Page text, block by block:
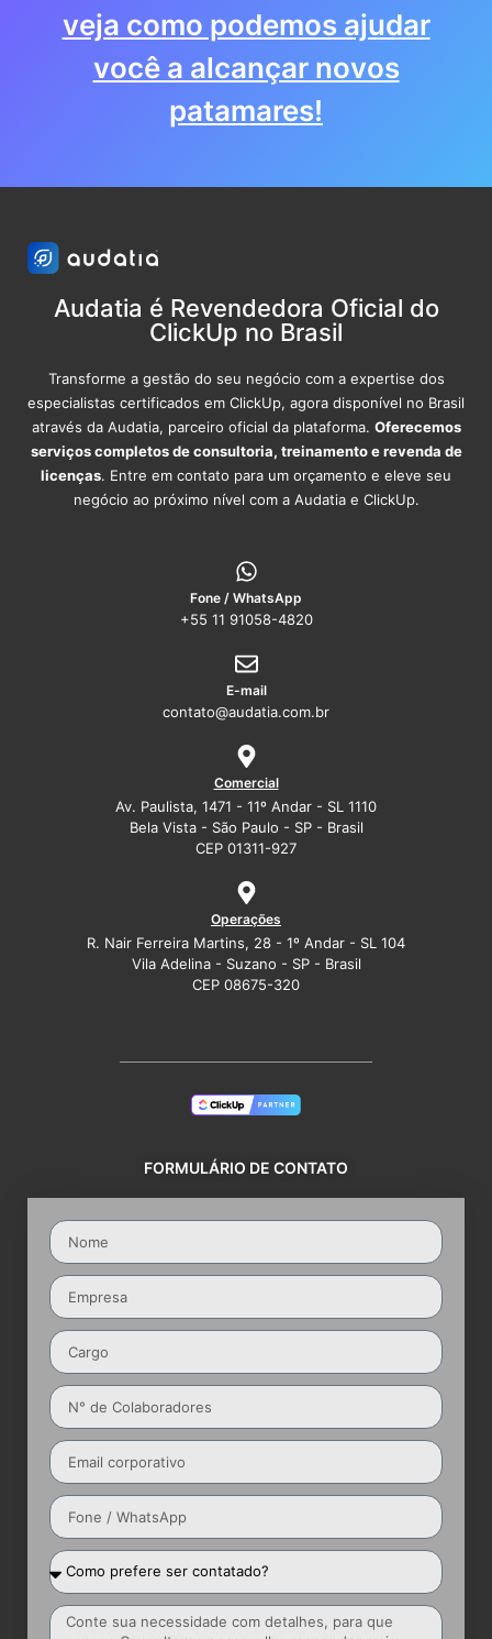
veja como podemos ajudar
você a alcançar novos
patamares!
Audatia é Revendedora Oficial do
ClickUp no Brasil
Transforme a gestão do seu negócio com a expertise dos
especialistas certificados em ClickUp, agora disponível no Brasil
através da Audatia, parceiro oficial da plataforma. Oferecemos
serviços completos de consultoria, treinamento e revenda de
licenças. Entre em contato para um orçamento e eleve seu
negócio ao próximo nível com a Audatia e ClickUp.
Fone / WhatsApp
+55 11 91058-4820
E-mail
contato@audatia.com.br
Comercial
Av. Paulista, 1471 - 11º Andar - SL 1110
Bela Vista - São Paulo - SP - Brasil
CEP 01311-927
Operações
R. Nair Ferreira Martins, 28 - 1º Andar - SL 104
Vila Adelina - Suzano - SP - Brasil
CEP 08675-320
FORMULÁRIO DE CONTATO